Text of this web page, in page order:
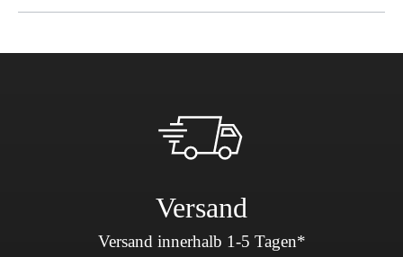
Versand
Versand innerhalb 1-5 Tagen*